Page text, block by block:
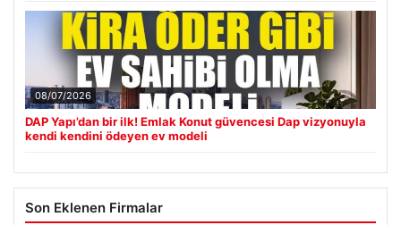
08/07/2026
DAP Yapı’dan bir ilk! Emlak Konut güvencesi Dap vizyonuyla
kendi kendini ödeyen ev modeli
Son Eklenen Firmalar